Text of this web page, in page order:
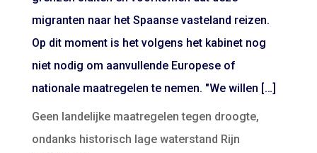
migranten naar het Spaanse vasteland reizen.
Op dit moment is het volgens het kabinet nog
niet nodig om aanvullende Europese of
nationale maatregelen te nemen. "We willen […]
Geen landelijke maatregelen tegen droogte,
ondanks historisch lage waterstand Rijn